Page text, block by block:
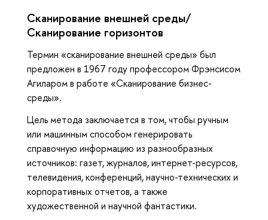
Сканирование внешней среды/
Сканирование горизонтов
Термин «сканирование внешней среды» был
предложен в 1967 году профессором Фрэнсисом
Агиларом в работе «Сканирование бизнес-
среды».
Цель метода заключается в том, чтобы ручным
или машинным способом генерировать
справочную информацию из разнообразных
источников: газет, журналов, интернет-ресурсов,
телевидения, конференций, научно-технических и
корпоративных отчетов, а также
художественной и научной фантастики.